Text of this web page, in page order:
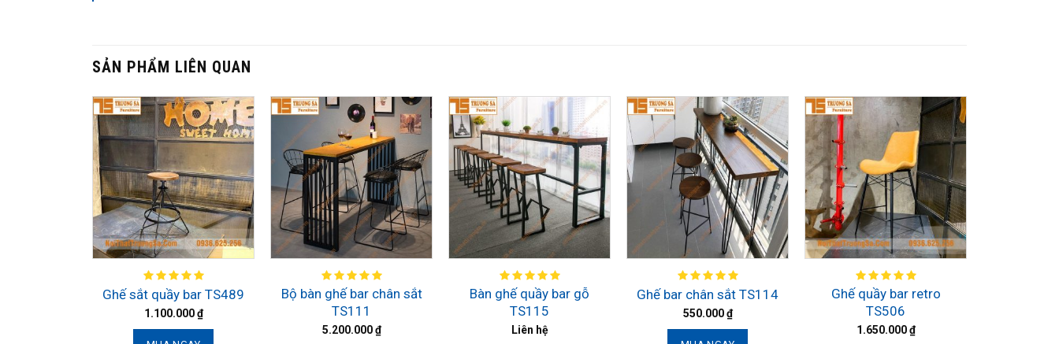
SẢN PHẨM LIÊN QUAN
Ghế sắt quầy bar TS489
1.100.000₫
Bộ bàn ghế bar chân sắt
TS111
5.200.000₫
Bàn ghế quầy bar gỗ
TS115
Liên hệ
Ghế bar chân sắt TS114
550.000₫
Ghế quầy bar retro
TS506
1.650.000₫